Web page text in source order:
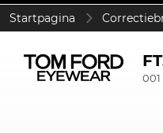
Startpagina
001